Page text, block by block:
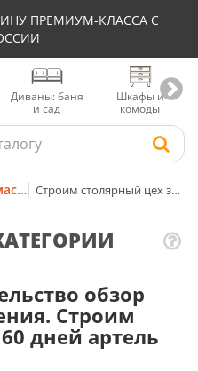
ПРЕМИУМ-КЛАССА С
Диваны: баня
и сад
Шкафы и
комоды
Проекты, реализованные мастерами столярной Артели Строим столярный цех за 60 дней
обзор
Строим
дней артель